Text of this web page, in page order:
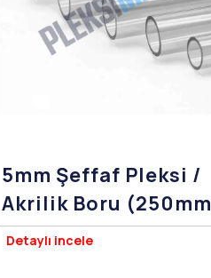
5mm Şeffaf Pleksi /
Akrilik Boru (250mm
Çap)
Detaylı incele